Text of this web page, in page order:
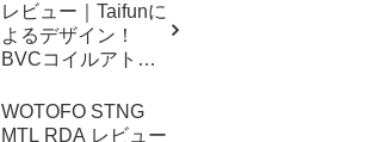
レビュー｜Taifunに
よるデザイン！
BVCコイルアトマ
WOTOFO STNG
MTL RDA レビュー